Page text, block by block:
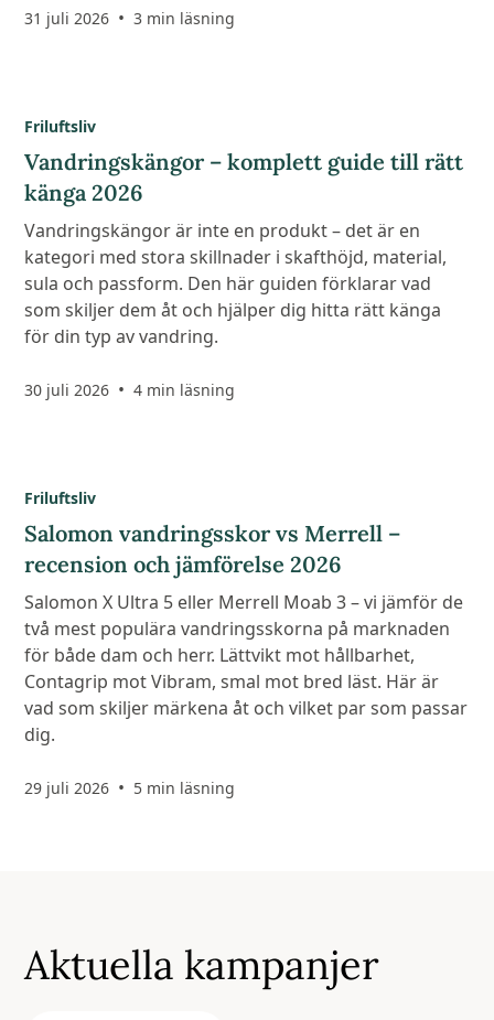
31 juli 2026 • 3 min läsning
Friluftsliv
Vandringskängor – komplett guide till rätt
känga 2026
Vandringskängor är inte en produkt – det är en
kategori med stora skillnader i skafthöjd, material,
sula och passform. Den här guiden förklarar vad
som skiljer dem åt och hjälper dig hitta rätt känga
för din typ av vandring.
30 juli 2026 • 4 min läsning
Friluftsliv
Salomon vandringsskor vs Merrell –
recension och jämförelse 2026
Salomon X Ultra 5 eller Merrell Moab 3 – vi jämför de
två mest populära vandringsskorna på marknaden
för både dam och herr. Lättvikt mot hållbarhet,
Contagrip mot Vibram, smal mot bred läst. Här är
vad som skiljer märkena åt och vilket par som passar
dig.
29 juli 2026 • 5 min läsning
Aktuella kampanjer